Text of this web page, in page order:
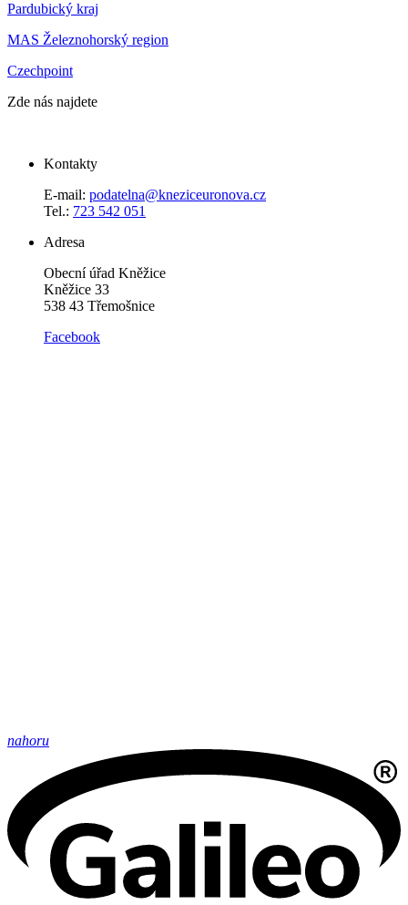
Pardubický kraj
MAS Železnohorský region
Czechpoint
Zde nás najdete
Kontakty
E-mail: podatelna@kneziceuronova.cz
Tel.: 723 542 051
Adresa
Obecní úřad Kněžice
Kněžice 33
538 43 Třemošnice
Facebook
nahoru